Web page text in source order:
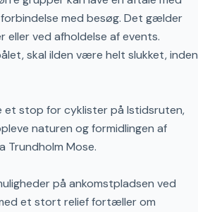
med besøg. Det gælder
eller ved afholdelse af events.
skal ilden være helt slukket, inden
et stop for cyklister på Istidsruten,
naturen og formidlingen af
Trundholm Mose.
på ankomstpladsen ved
et stort relief fortæller om